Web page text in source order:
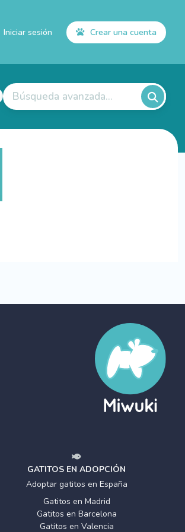
Iniciar sesión Crear una cuenta
Búsqueda avanzada...
GATITOS EN ADOPCIÓN
Adoptar gatitos en España
Gatitos en Madrid
Gatitos en Barcelona
Gatitos en Valencia